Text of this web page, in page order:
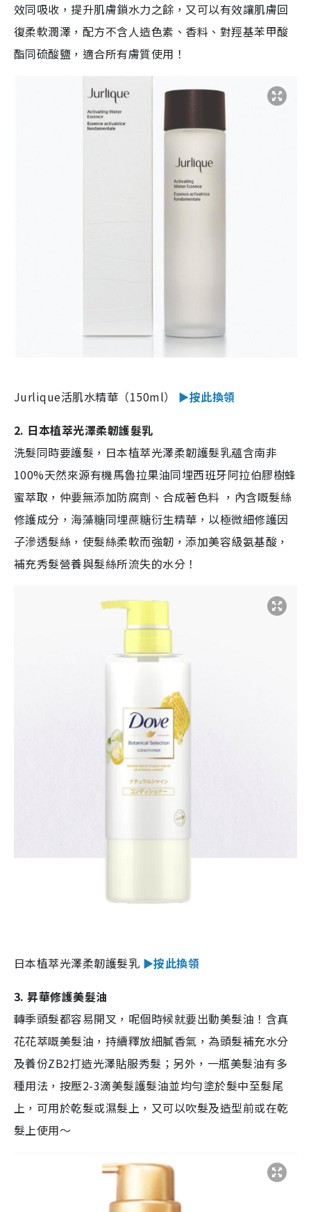
效同吸收，提升肌膚鎖水力之餘，又可以有效讓肌膚回
復柔軟潤澤，配方不含人造色素、香料、對羥基苯甲酸
酯同硫酸鹽，適合所有膚質使用！
Jurlique活肌水精華（150ml） ►按此換領
2. 日本植萃光澤柔韌護髮乳
洗髮同時要護髮，日本植萃光澤柔韌護髮乳蘊含南非
100%天然來源有機馬魯拉果油同埋西班牙阿拉伯膠樹蜂
蜜萃取，仲要無添加防腐劑、合成著色料 ，內含嘅髮絲
修護成分，海藻糖同埋蔗糖衍生精華，以極微細修護因
子滲透髮絲，使髮絲柔軟而強韌，添加美容級氨基酸，
補充秀髮營養與髮絲所流失的水分！
日本植萃光澤柔韌護髮乳 ►按此換領
3. 昇華修護美髮油
轉季頭髮都容易開叉，呢個時候就要出動美髮油！含真
花花萃嘅美髮油，持續釋放細膩香氣，為頭髮補充水分
及養份ZB2打造光澤貼服秀髮；另外，一瓶美髮油有多
種用法，按壓2-3滴美髮護髮油並均勻塗於髮中至髮尾
上，可用於乾髮或濕髮上，又可以吹髮及造型前或在乾
髮上使用～